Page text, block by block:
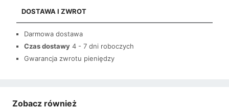
DOSTAWA I ZWROT
Darmowa dostawa
Czas dostawy 4 - 7 dni roboczych
Gwarancja zwrotu pieniędzy
Zobacz również